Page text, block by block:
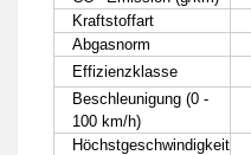
Kraftstoffart
Abgasnorm
Effizienzklasse
Beschleunigung (0 -
100 km/h)
Höchstgeschwindigkeit